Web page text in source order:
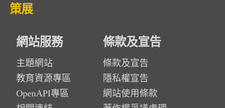
策展
網站服務
主題網站
教育資源專區
OpenAPI專區
條款及宣告
條款及宣告
隱私權宣告
網站使用條款